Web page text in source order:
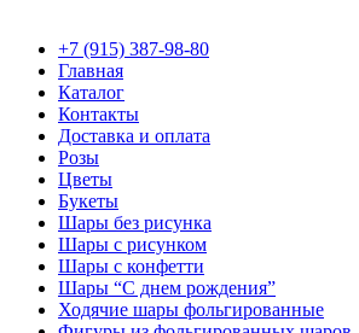
+7 (915) 387-98-80
Главная
Каталог
Контакты
Доставка и оплата
Розы
Цветы
Букеты
Шары без рисунка
Шары с рисунком
Шары с конфетти
Шары “С днем рождения”
Ходячие шары фольгированные